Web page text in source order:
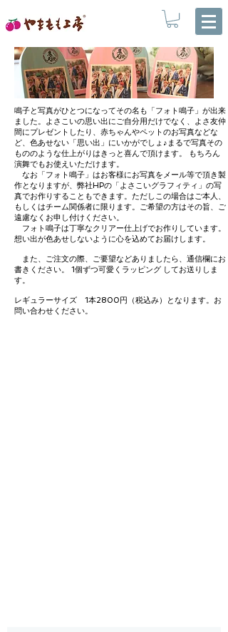
鳴子と写真がひとつになってその名も「フォト鳴子」が出来
ました。よさこいの思い出にご自分用だけでなく、よさ友仲
間にプレゼントしたり、赤ちゃんやペットのお写真などな
ど、色あせない「思い出」にいかがでしょ♪まるで写真その
もののような仕上がりはきっと喜んで頂けます。 もちろん
演舞でもお使えいただけます。
なお「フォト鳴子」はお客様にお写真をメール等で頂き製
作となりますが、弊社HPの「よさこいグラフィティ」の写
真でお作りすることもできます。ただしこの場合はご本人、
もしくはチーム関係者に限ります。ご希望の方はその旨、ご
遠慮なくお申し付けください。
フォト鳴子は丁寧なクリアー仕上げでお作りしています。
想い出が色あせしないように心を込めてお届けします。
また、ご注文の際、ご要望などありましたら、通信欄にお
書きください。 1個ずつ可愛くラッピング してお送りしま
す。
​レギュラーサイズ 1本2800円（税込み）となります。お
問い合わせください。